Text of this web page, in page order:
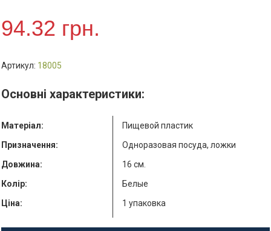
94.32 грн.
Артикул: 18005
Основні характеристики:
Матеріал:
Пищевой пластик
Призначення:
Одноразовая посуда, ложки
Довжина:
16 см.
Колір:
Белые
Ціна:
1 упаковка